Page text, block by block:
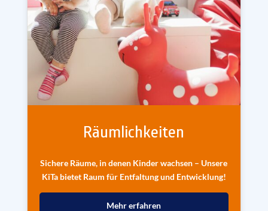
Räumlichkeiten
Sichere Räume, in denen Kinder wachsen – Unsere
KiTa bietet Raum für Entfaltung und Entwicklung!
Mehr erfahren